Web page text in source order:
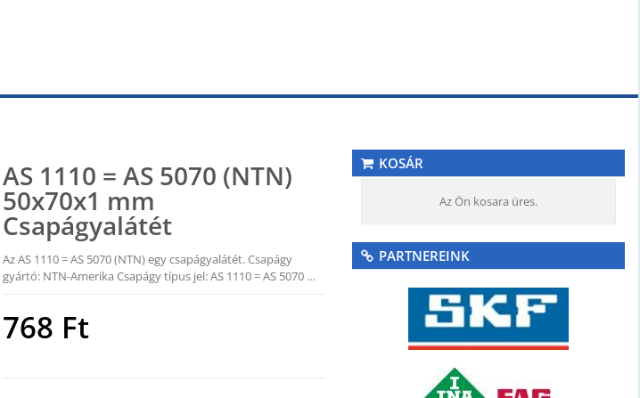
AS 1110 = AS 5070 (NTN)
50x70x1 mm
Csapágyalátét
Az AS 1110 = AS 5070 (NTN) egy csapágyalátét. Csapágy
gyártó: NTN-Amerika Csapágy típus jel: AS 1110 = AS 5070 …
768 Ft
KOSÁR
Az Ön kosara üres.
PARTNEREINK